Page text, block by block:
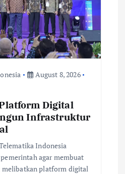
August 8, 2026
Digital
Infrastruktur
Indonesia
agar membuat
melibatkan platform digital